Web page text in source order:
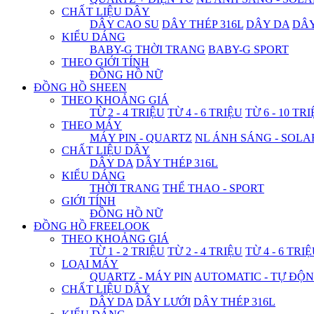
CHẤT LIỆU DÂY
DÂY CAO SU DÂY THÉP 316L DÂY DA
KIỂU DÁNG
BABY-G THỜI TRANG BABY-G SPORT
THEO GIỚI TÍNH
ĐỒNG HỒ NỮ
ĐỒNG HỒ SHEEN
THEO KHOẢNG GIÁ
TỪ 2 - 4 TRIỆU TỪ 4 - 6 TRIỆU TỪ 6 - 10
THEO MÁY
MÁY PIN - QUARTZ NL ÁNH SÁNG -
CHẤT LIỆU DÂY
DÂY DA DÂY THÉP 316L
KIỂU DÁNG
THỜI TRANG THỂ THAO - SPORT
GIỚI TÍNH
ĐỒNG HỒ NỮ
ĐỒNG HỒ FREELOOK
THEO KHOẢNG GIÁ
TỪ 1 - 2 TRIỆU TỪ 2 - 4 TRIỆU TỪ 4 - 6
LOẠI MÁY
QUARTZ - MÁY PIN AUTOMATIC - TỰ
CHẤT LIỆU DÂY
DÂY DA DÂY LƯỚI DÂY THÉP 316L